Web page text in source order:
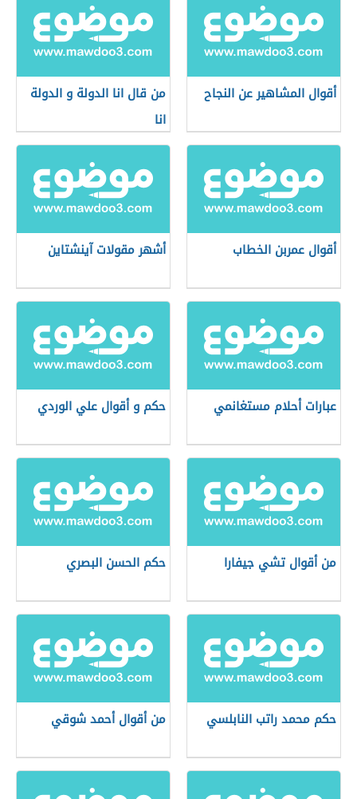
أقوال المشاهير عن النجاح
من قال انا الدولة و الدولة
انا
أقوال عمربن الخطاب أشهر مقولات آينشتاين
عبارات أحلام مستغانمي حكم و أقوال علي الوردي
من أقوال تشي جيفارا حكم الحسن البصري
حكم محمد راتب النابلسي من أقوال أحمد شوقي